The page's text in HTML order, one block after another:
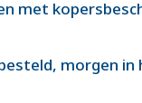
met
morgen in